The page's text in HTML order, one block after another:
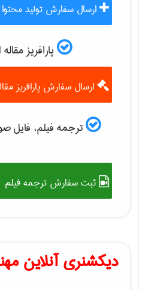
ارسال سفارش تولید محتوا
پارافریز مقاله ISI و رفع plagiarism
ارسال سفارش پارافریز
ترجمه فیلم، فایل
ثبت سفارش ترجمه فیلم
دیکشنری آنلاین